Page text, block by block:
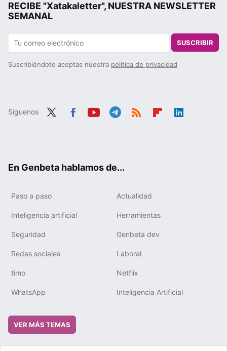
RECIBE "Xatakaletter", NUESTRA NEWSLETTER
SEMANAL
SUSCRIBIR
Suscribiéndote aceptas nuestra política de privacidad
Síguenos
En Genbeta hablamos de...
Paso a paso Actualidad
Inteligencia artificial Herramientas
Seguridad Genbeta dev
Redes sociales Laboral
timo Netflix
WhatsApp Inteligencia Artificial
VER MÁS TEMAS